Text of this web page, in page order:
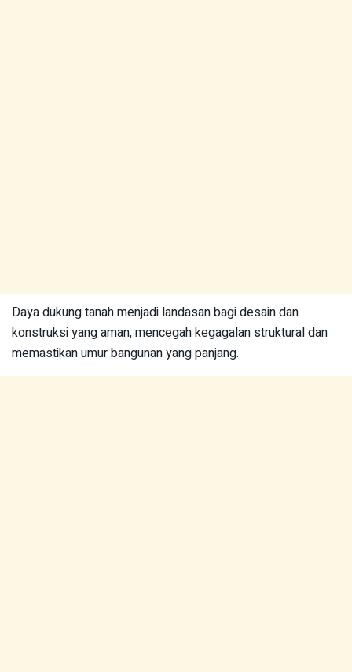
Daya dukung tanah menjadi landasan bagi desain dan
konstruksi yang aman, mencegah kegagalan struktural dan
memastikan umur bangunan yang panjang.